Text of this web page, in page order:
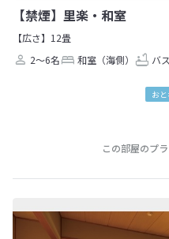
【禁煙】里楽・和室
【広さ】12畳
2～6名
和室（海側） バス
お
この部屋のプ